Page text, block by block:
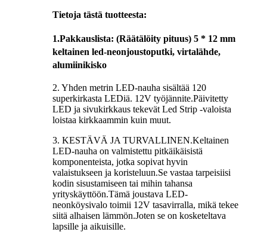
Tietoja tästä tuotteesta:
1.Pakkauslista: (Räätälöity pituus) 5 * 12 mm
keltainen led-neonjoustoputki, virtalähde,
alumiinikisko
2. Yhden metrin LED-nauha sisältää 120
superkirkasta LEDiä. 12V työjännite.Päivitetty
LED ja sivukirkkaus tekevät Led Strip -valoista
loistaa kirkkaammin kuin muut.
3. KESTÄVÄ JA TURVALLINEN.Keltainen
LED-nauha on valmistettu pitkäikäisistä
komponenteista, jotka sopivat hyvin
valaistukseen ja koristeluun.Se vastaa tarpeisiisi
kodin sisustamiseen tai mihin tahansa
yrityskäyttöön.Tämä joustava LED-
neonköysivalo toimii 12V tasavirralla, mikä tekee
siitä alhaisen lämmön.Joten se on kosketeltava
lapsille ja aikuisille.